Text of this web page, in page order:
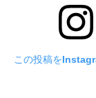
この投稿を